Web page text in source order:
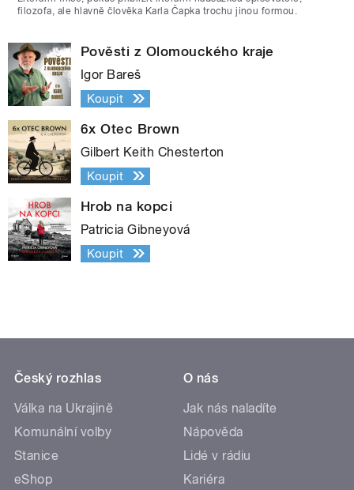
filozofa, ale hlavně člověka Karla Čapka trochu jinou formou.
Pověsti z Olomouckého kraje
Igor Bareš
Koupit
6x Otec Brown
Gilbert Keith Chesterton
Koupit
Hrob na kopci
Patricia Gibneyová
Koupit
Český rozhlas
Válka na Ukrajině
Komunální volby
Stanice
eShop
O nás
Jak nás naladíte
Nápověda
Lidé v rádiu
Kariéra